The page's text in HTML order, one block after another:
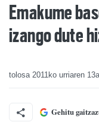
Emakume
izango dute
tolosa 2011ko urriaren 13a
Gehitu